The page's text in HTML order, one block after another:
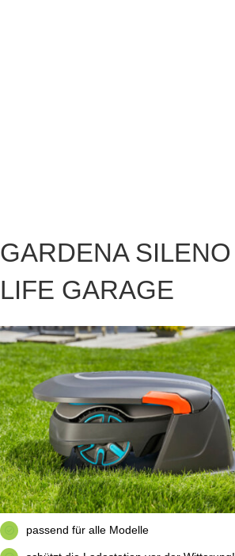
GARDENA SILENO
LIFE GARAGE
passend für alle Modelle